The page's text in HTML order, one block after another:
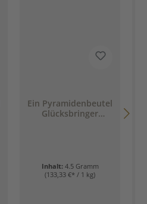
Ein Pyramidenbeutel
Glücksbringer
Inhalt: 4.5 Gramm
(133,33 €* / 1 kg)